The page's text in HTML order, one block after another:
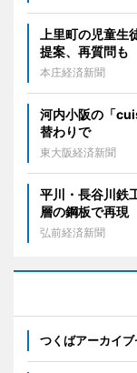
上里町の児童
提案、再質問も
本庄経済新聞
河内小阪の「
替わりで
東大阪経済新聞
平川・長谷川鉄
層の鋼板で再現
弘前経済新聞
つくばアーカイ